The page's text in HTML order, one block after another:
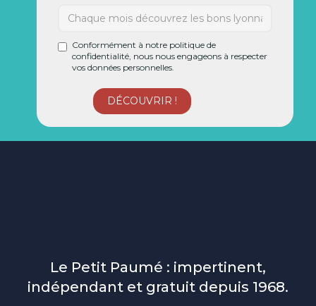
Conformément à notre politique de
confidentialité, nous nous engageons à respecter
vos données personnelles.
Le Petit Paumé : impertinent,
indépendant et gratuit depuis 1968.